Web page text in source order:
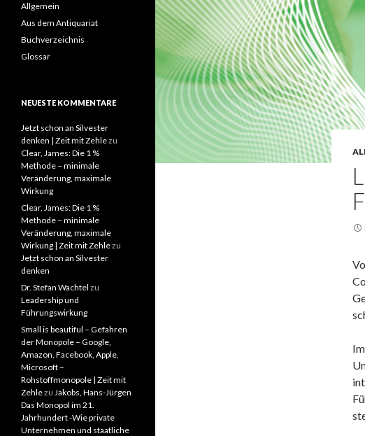
Allgemein
Aus dem Antiquariat
Buchverzeichnis
Glossar
NEUESTE KOMMENTARE
Jetzt schon an Silvester
denken | Zeit mit Zehlezu
Clear, James: Die 1 %
Methode – minimale
Veränderung, maximale
Wirkung
Clear, James: Die 1 %
Methode – minimale
Veränderung, maximale
Wirkung | Zeit mit Zehlezu
Jetzt schon an Silvester
denken
Dr. Stefan Wachtel zu
Leadership und
Führungswirkung
Small is beautiful – Gefahren
der Monopole – Google,
Amazon, Facebook, Apple,
Microsoft –
Rohstoffmonopole | Zeit mit
Zehlezu Jakobs, Hans-Jürgen
Das Monopol im 21.
Jahrhundert -Wie private
Unternehmen und staatliche